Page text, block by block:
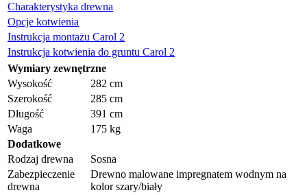
Charakterystyka drewna
Opcje kotwienia
Instrukcja montażu Carol 2
Instrukcja kotwienia do gruntu Carol 2
Wymiary zewnętrzne
Wysokość
282 cm
Szerokość
285 cm
Długość
391 cm
Waga
175 kg
Dodatkowe
Rodzaj drewna
Sosna
Zabezpieczenie
drewna
Drewno malowane impregnatem wodnym na
kolor szary/biały